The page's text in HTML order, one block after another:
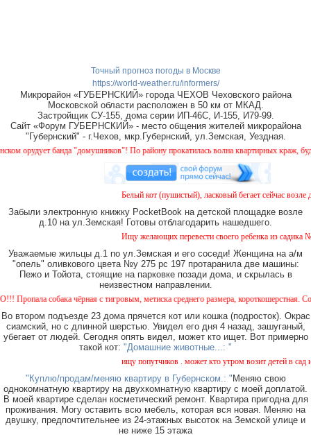
Точный прогноз погоды в Москве
https://world-weather.ru/informers/
Микрорайон «ГУБЕРНСКИЙ» города ЧЕХОВ Чеховского района
Московской области расположен в 50 км от МКАД.
Застройщик СУ-155, дома серии ИП-46С, И-155, И79-99.
Сайт «Форум ГУБЕРНСКИЙ» - место общения жителей микрорайона
"Губернский" - г.Чехов, мкр.Губернский, ул.Земская, Уездная.
орудует банда "домушников"! По району прокатилась волна квартирных краж,
Белый кот (пушистый), ласковый бегает сейчас
Забыли электронную книжку PocketBook на детской площадке возле
д.10 на ул.Земская! Готовы отблагодарить нашедшего.
Ищу желающих перевести своего ребенка из садика
Уважаемые жильцы д.1 по ул.Земская и его соседи! Женщина на а/м
"опель" оливкового цвета №у 275 рс 197 протаранила две машины:
Пежо и Тойота, стоящие на парковке позади дома, и скрылась в
неизвестном направлении.
собака чёрная с тигровым, метиска среднего размера, короткошерстная.
Во втором подъезде 23 дома прячется кот или кошка (подросток). Окрас
сиамский, но с длинной шерстью. Увидел его дня 4 назад, зашуганый,
убегает от людей. Сегодня опять видел, может кто ищет. Вот примерно
такой кот: "Домашние животные...: "
ищу попутчиков . может кто утром возит детей в сад
"Куплю/продам/меняю квартиру в Губернском.: " Меняю свою
однокомнатную квартиру на двухкомнатную квартиру с моей доплатой.
В моей квартире сделан косметический ремонт. Квартира пригодна для
проживания. Могу оставить всю мебель, которая вся новая. Меняю на
двушку, предпочтительнее из 24-этажных высоток на Земской улице и
не ниже 15 этажа